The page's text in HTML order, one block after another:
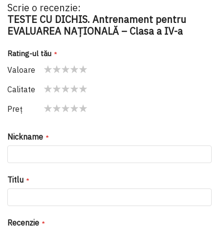
Scrie o recenzie:
TESTE CU DICHIS. Antrenament pentru
EVALUAREA NAȚIONALĂ – Clasa a IV-a
Rating-ul tău
Valoare
star
stars
stars
stars
stars
Calitate
star
stars
stars
stars
stars
Preţ
Nickname
Titlu
Recenzie